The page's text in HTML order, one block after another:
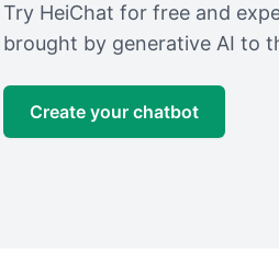
Try HeiChat for free and
brought by generative AI to
Create your chatbot